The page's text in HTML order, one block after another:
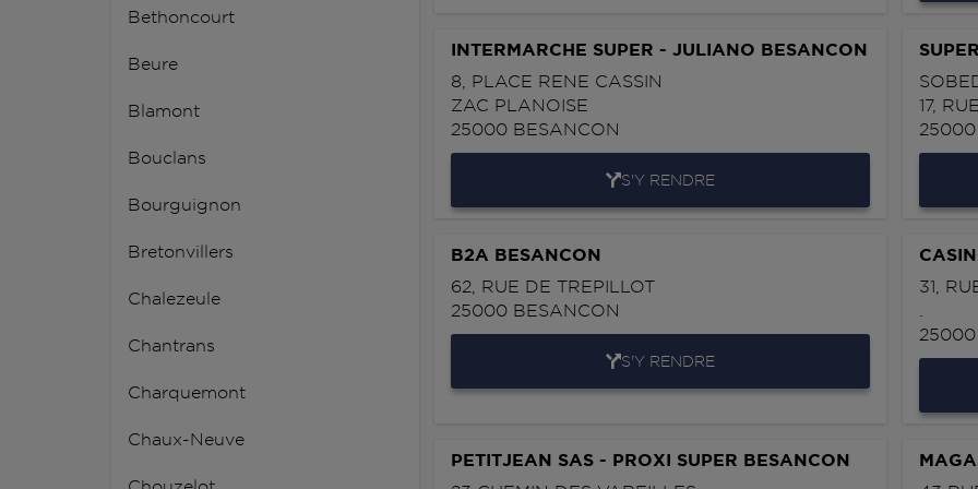
Bethoncourt
Beure
Blamont
Bouclans
Bourguignon
Bretonvillers
Chalezeule
Chantrans
Charquemont
Chaux-Neuve
INTERMARCHE SUPER - JULIANO BESANCON
8, PLACE RENE CASSIN
ZAC PLANOISE
25000 BESANCON
S'Y RENDRE
17,
B2A BESANCON
62, RUE DE TREPILLOT
25000 BESANCON
S'Y RENDRE
31,
PETITJEAN SAS - PROXI SUPER BESANCON